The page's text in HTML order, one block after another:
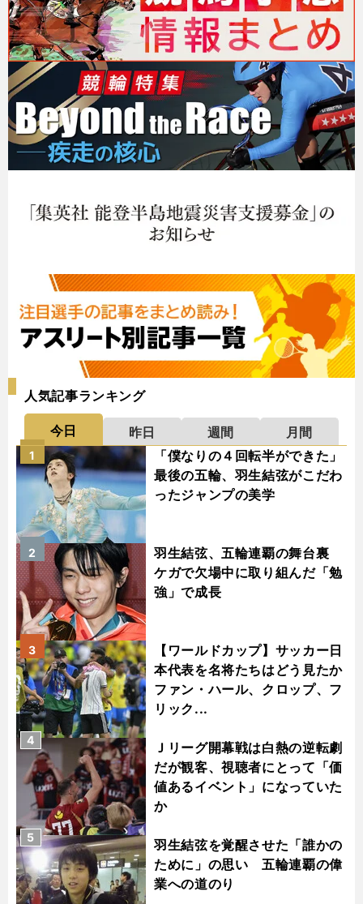
人気記事ランキング
今日 昨日 週間
月間
「僕なりの４回転半ができた」
最後の五輪、羽生結弦がこだわ
ったジャンプの美学
1
羽生結弦、五輪連覇の舞台裏
ケガで欠場中に取り組んだ「勉
強」で成長
2
【ワールドカップ】サッカー日
本代表を名将たちはどう見たか
ファン・ハール、クロップ、フ
リック...
3
Ｊリーグ開幕戦は白熱の逆転劇
だが観客、視聴者にとって「価
値あるイベント」になっていた
か
4
羽生結弦を覚醒させた「誰かの
ために」の思い 五輪連覇の偉
業への道のり
5